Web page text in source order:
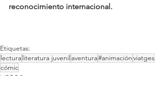
reconocimiento internacional.
Etiquetas:
lecturaliteratura juvenil aventura#animaciónviatges
cómic
LIBROS